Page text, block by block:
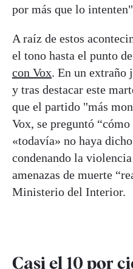
por más que lo
A raíz de estos
el tono hasta el punto de
con Vox. En un extraño
y tras destacar este
que el partido "más
Vox, se preguntó
«todavía» no haya
condenando la
amenazas de muerte
Ministerio del Interior.
Casi el 10 por